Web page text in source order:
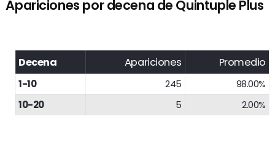
Apariciones por decena de Quintuple Plus
Decena Apariciones Promedio
1-10 245
98.00%
10-20
5 2.00%